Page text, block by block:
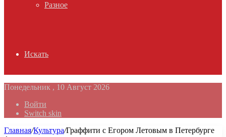
Разное
Искать
Понедельник , 10 Август 2026
Войти
Switch skin
Главная/Культура/Граффити с Егором Летовым в Петербурге